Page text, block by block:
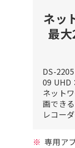
ネッ
最大
DS-
09 UHD
ネット
画でき
レコーダ
専用ア